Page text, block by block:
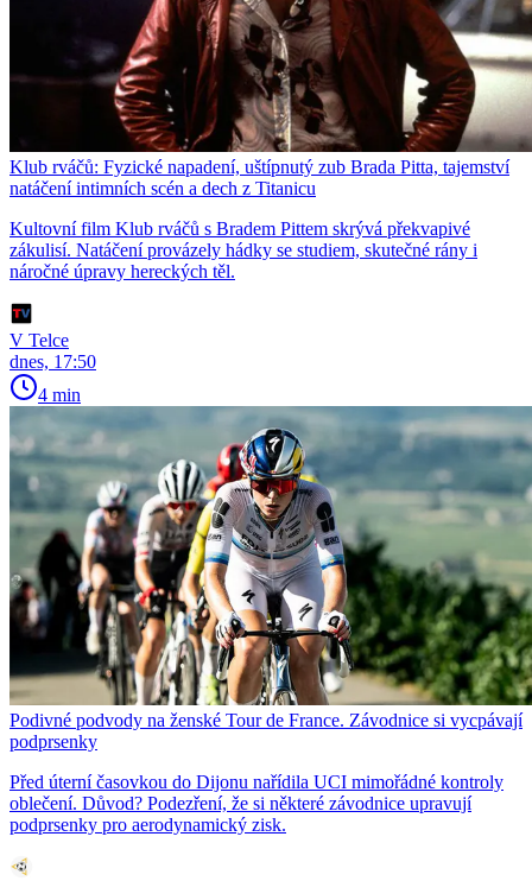
Klub rváčů: Fyzické napadení, uštípnutý zub Brada Pitta, tajemství
natáčení intimních scén a dech z Titanicu
Kultovní film Klub rváčů s Bradem Pittem skrývá překvapivé
zákulisí. Natáčení provázely hádky se studiem, skutečné rány i
náročné úpravy hereckých těl.
V Telce
dnes, 17:50
4 min
Podivné podvody na ženské Tour de France. Závodnice si vycpávají
podprsenky
Před úterní časovkou do Dijonu nařídila UCI mimořádné kontroly
oblečení. Důvod? Podezření, že si některé závodnice upravují
podprsenky pro aerodynamický zisk.